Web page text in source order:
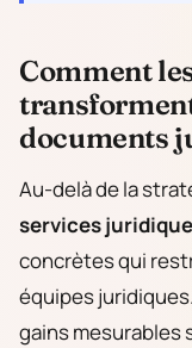
Comment
documents
Au-delà de la
services
concrètes qui
équipes
gains mesurables